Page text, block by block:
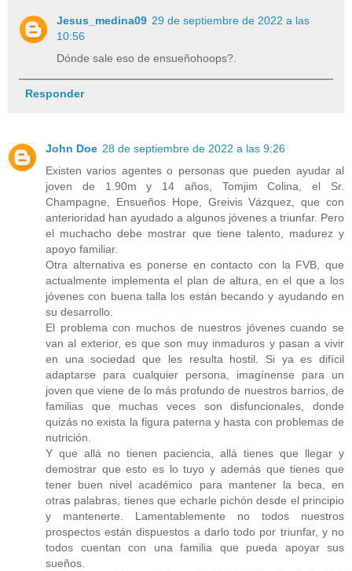
Jesus_medina09 29 de septiembre de 2022 a las
10:56
Dónde sale eso de ensueñohoops?.
Responder
John Doe 28 de septiembre de 2022 a las 9:26
Existen varios agentes o personas que pueden ayudar al
joven de 1.90m y 14 años, Tomjim Colina, el Sr.
Champagne, Ensueños Hope, Greivis Vázquez, que con
anterioridad han ayudado a algunos jóvenes a triunfar. Pero
el muchacho debe mostrar que tiene talento, madurez y
apoyo familiar.
Otra alternativa es ponerse en contacto con la FVB, que
actualmente implementa el plan de altura, en el que a los
jóvenes con buena talla los están becando y ayudando en
su desarrollo.
El problema con muchos de nuestros jóvenes cuando se
van al exterior, es que son muy inmaduros y pasan a vivir
en una sociedad que les resulta hostil. Si ya es difícil
adaptarse para cualquier persona, imagínense para un
joven que viene de lo más profundo de nuestros barrios, de
familias que muchas veces son disfuncionales, donde
quizás no exista la figura paterna y hasta con problemas de
nutrición.
Y que allá no tienen paciencia, allá tienes que llegar y
demostrar que esto es lo tuyo y además que tienes que
tener buen nivel académico para mantener la beca, en
otras palabras, tienes que echarle pichón desde el principio
y mantenerte. Lamentablemente no todos nuestros
prospectos están dispuestos a darlo todo por triunfar, y no
todos cuentan con una familia que pueda apoyar sus
sueños.